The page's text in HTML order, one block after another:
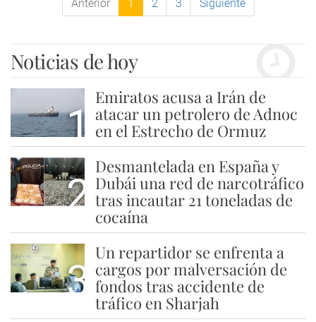
Anterior 1 2 3 Siguiente
Noticias de hoy
1
Emiratos acusa a Irán de
atacar un petrolero de Adnoc
en el Estrecho de Ormuz
2
Desmantelada en España y
Dubái una red de narcotráfico
tras incautar 21 toneladas de
cocaína
3
Un repartidor se enfrenta a
cargos por malversación de
fondos tras accidente de
tráfico en Sharjah